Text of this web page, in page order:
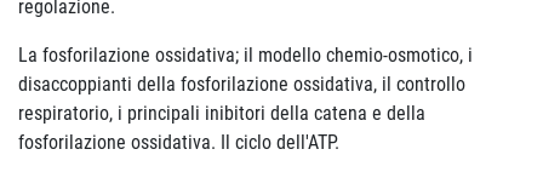
regolazione.
La fosforilazione ossidativa; il modello chemio-osmotico, i
disaccoppianti della fosforilazione ossidativa, il controllo
respiratorio, i principali inibitori della catena e della
fosforilazione ossidativa. Il ciclo dell'ATP.